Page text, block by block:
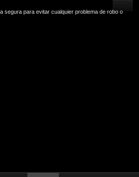
segura para evitar cualquier problema de robo o